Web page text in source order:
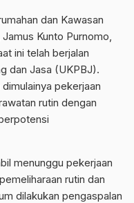
dan Kawasan
Kunto Purnomo,
ini telah berjalan
dan Jasa (UKPBJ).
pekerjaan
rutin dengan
menunggu pekerjaan
rutin dan
dilakukan pengaspalan